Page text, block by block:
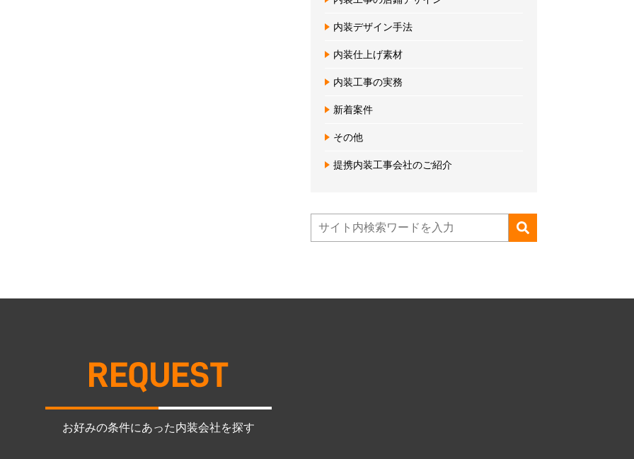
内装デザイン手法
内装仕上げ素材
内装工事の実務
新着案件
その他
提携内装工事会社のご紹介
お好みの条件にあった内装会社を探す